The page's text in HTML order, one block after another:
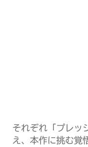
それぞれ「プレッ
え、本作に挑む覚